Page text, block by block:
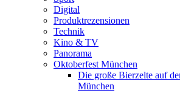
Digital
Produktrezensionen
Technik
Kino & TV
Panorama
Oktoberfest München
Die große Bierzelte auf
München